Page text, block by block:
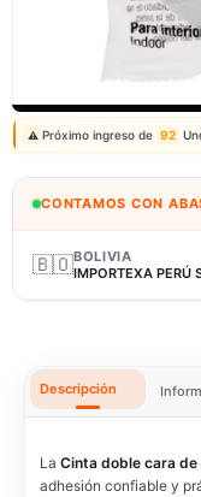
⚠️ Próximo ingreso de 92
CONTAMOS CON
🇧🇴BOLIVIA
IMPORTEXA PERÚ
Descripción
La Cinta doble cara
adhesión confiable y